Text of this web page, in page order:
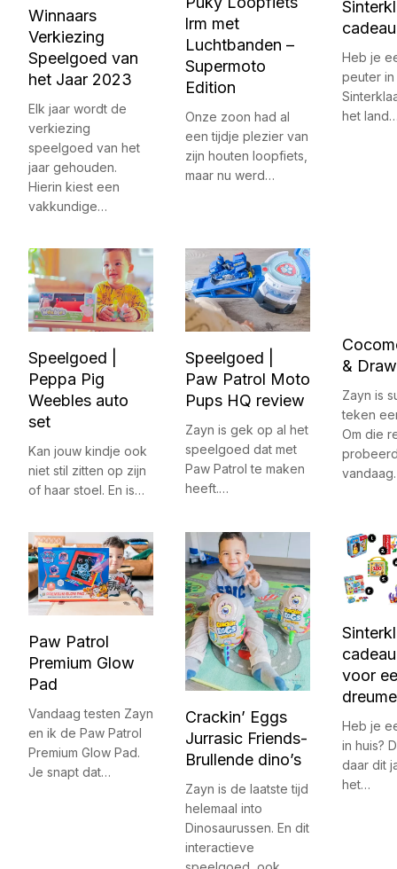
Winnaars
Verkiezing
Speelgoed van
het Jaar 2023
Elk jaar wordt de
verkiezing
speelgoed van het
jaar gehouden.
Hierin kiest een
vakkundige…
lrm met
Luchtbanden –
Supermoto
Edition
Onze zoon had al
een tijdje plezier van
zijn houten loopfiets,
maar nu werd…
Heb je
peuter in
het
Speelgoed |
Peppa Pig
Weebles auto
set
Kan jouw kindje ook
niet stil zitten op zijn
of haar stoel. En is…
Speelgoed |
Paw Patrol Moto
Pups HQ review
Zayn is gek op al het
speelgoed dat met
Paw Patrol te maken
heeft.…
&
Zayn is
teken
Om die
Paw Patrol
Premium Glow
Pad
Vandaag testen Zayn
en ik de Paw Patrol
Premium Glow Pad.
Je snapt dat…
Crackin’ Eggs
Jurrasic Friends-
Brullende dino’s
Zayn is de laatste tijd
helemaal into
Dinosaurussen. En dit
interactieve
voor
Heb je
in huis?
daar dit
het…